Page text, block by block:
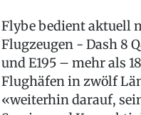
Flybe bedient aktuell
Flugzeugen - Dash 8
und E195 – mehr als
Flughäfen in zwölf
«weiterhin darauf,